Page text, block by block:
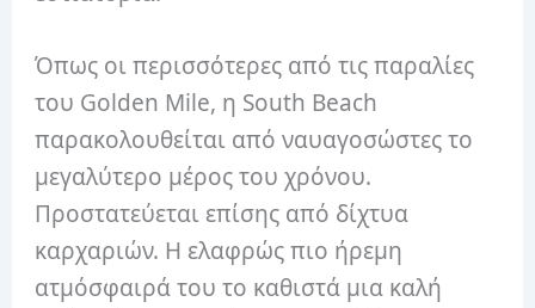
Όπως οι περισσότερες από τις παραλίες
του Golden Mile, η South Beach
παρακολουθείται από ναυαγοσώστες το
μεγαλύτερο μέρος του χρόνου.
Προστατεύεται επίσης από δίχτυα
καρχαριών. Η ελαφρώς πιο ήρεμη
ατμόσφαιρά του το καθιστά μια καλή